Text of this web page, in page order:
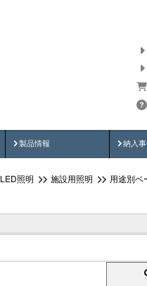
製品情報
製品動画 納入
納
LED照明 施設用照明 用途別ベ